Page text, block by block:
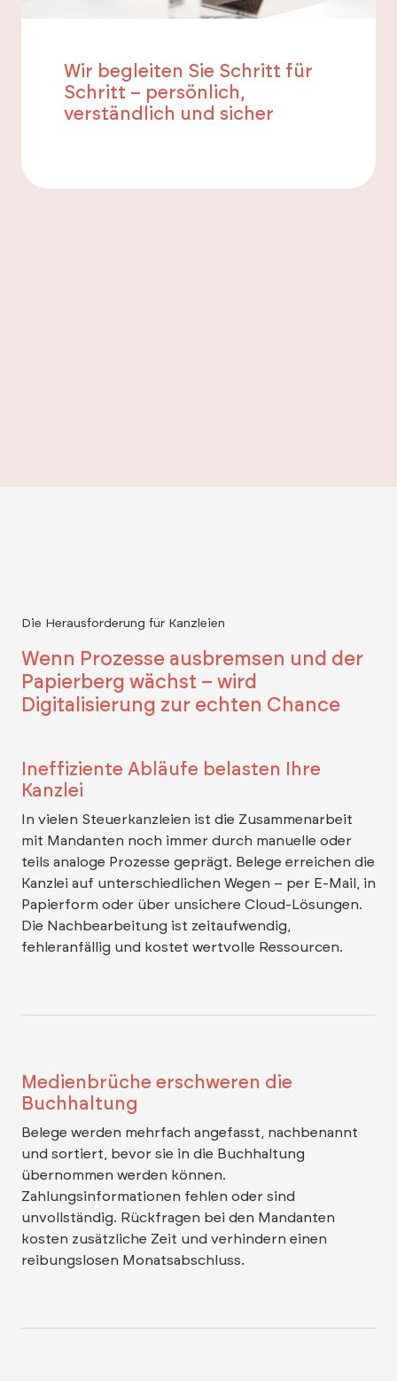
Wir begleiten Sie Schritt für
Schritt – persönlich,
verständlich und sicher
Die Herausforderung für Kanzleien
Wenn Prozesse ausbremsen und der
Papierberg wächst – wird
Digitalisierung zur echten Chance
Ineffiziente Abläufe belasten Ihre
Kanzlei
In vielen Steuerkanzleien ist die Zusammenarbeit
mit Mandanten noch immer durch manuelle oder
teils analoge Prozesse geprägt. Belege erreichen die
Kanzlei auf unterschiedlichen Wegen – per E-Mail, in
Papierform oder über unsichere Cloud-Lösungen.
Die Nachbearbeitung ist zeitaufwendig,
fehleranfällig und kostet wertvolle Ressourcen.
Medienbrüche erschweren die
Buchhaltung
Belege werden mehrfach angefasst, nachbenannt
und sortiert, bevor sie in die Buchhaltung
übernommen werden können.
Zahlungsinformationen fehlen oder sind
unvollständig. Rückfragen bei den Mandanten
kosten zusätzliche Zeit und verhindern einen
reibungslosen Monatsabschluss.